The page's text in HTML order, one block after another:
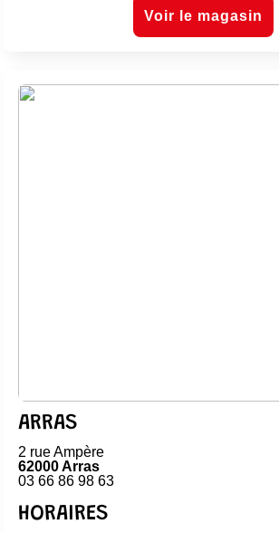
Voir le magasin
ARRAS
2 rue Ampère
62000 Arras
03 66 86 98 63
HORAIRES